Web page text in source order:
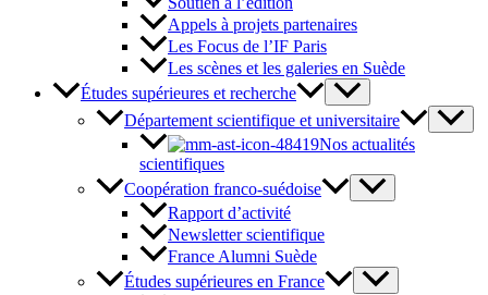
Appels à projets partenaires
Les Focus de l’IF Paris
Les scènes et les galeries en Suède
Études supérieures et recherche
Département scientifique et universitaire
Nos actualités
scientifiques
Coopération franco-suédoise
Rapport d’activité
Newsletter scientifique
France Alumni Suède
Études supérieures en France